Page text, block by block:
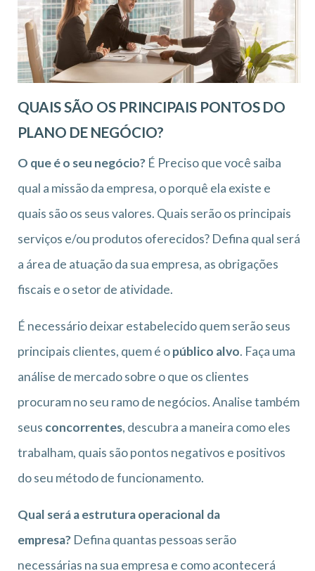
QUAIS SÃO OS PRINCIPAIS PONTOS DO
PLANO DE NEGÓCIO?
O que é o seu negócio? É Preciso que você saiba
qual a missão da empresa, o porquê ela existe e
quais são os seus valores. Quais serão os principais
serviços e/ou produtos oferecidos? Defina qual será
a área de atuação da sua empresa, as obrigações
fiscais e o setor de atividade.
É necessário deixar estabelecido quem serão seus
principais clientes, quem é opúblico alvo. Faça uma
análise de mercado sobre o que os clientes
procuram no seu ramo de negócios. Analise também
seus concorrentes, descubra a maneira como eles
trabalham, quais são pontos negativos e positivos
do seu método de funcionamento.
Qual será a estrutura operacional da
empresa? Defina quantas pessoas serão
necessárias na sua empresa e como acontecerá